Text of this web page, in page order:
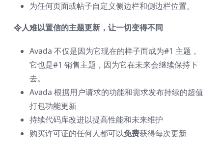
为任何页面或帖子自定义侧边栏和侧边栏位置。
令人难以置信的主题更新，让一切变得不同
Avada 不仅是因为它现在的样子而成为#1 主题，
它也是#1 销售主题，因为它在未来会继续保持下
去。
Avada 根据用户请求的功能和需求发布持续的超值
打包功能更新
持续代码库改进以提高性能和未来维护
购买许可证的任何人都可以免费获得每次更新